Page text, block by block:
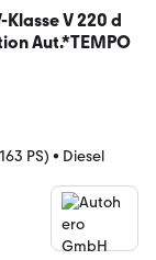
V 220 d
Aut.*TEMPO
PS) • Diesel